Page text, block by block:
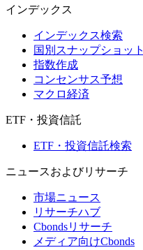
インデックス
インデックス検索
国別スナップショット
指数作成
コンセンサス予想
マクロ経済
ETF・投資信託
ETF・投資信託検索
ニュースおよびリサーチ
市場ニュース
リサーチハブ
Cbondsリサーチ
メディア向けCbonds